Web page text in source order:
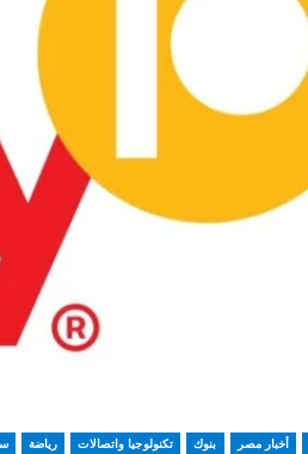
أخبار مصر بنوك تكنولوجيا واتصالات رياضة